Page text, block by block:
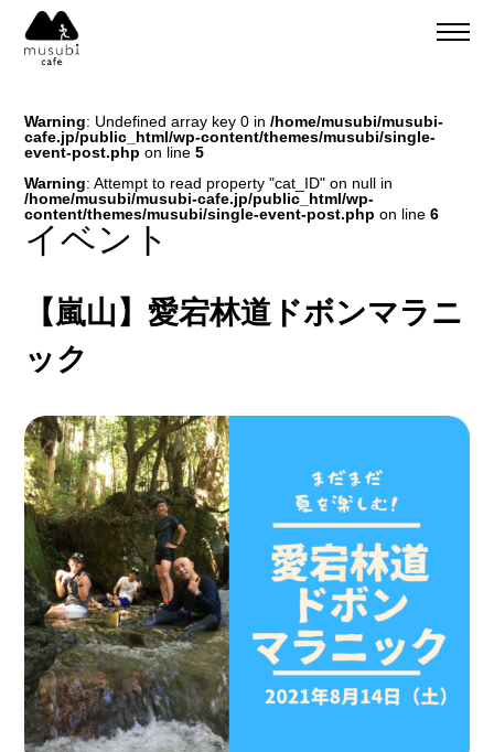
通販
イベント
musubi
sweets factory
食事のご予約
Company
Warning: Undefined array key 0 in/home/musubi/musubi-
cafe.jp/public_html/wp-content/themes/musubi/single-
event-post.php on line5
Warning: Attempt to read property "cat_ID" on null in
/home/musubi/musubi-cafe.jp/public_html/wp-
content/themes/musubi/single-event-post.php on line6
イベント
【嵐山】愛宕林道ドボンマラニ
ック